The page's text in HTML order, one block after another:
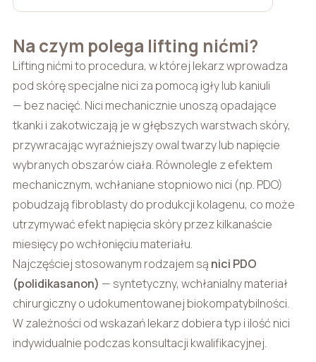
Na czym polega lifting nićmi?
Lifting nićmi to procedura, w której lekarz wprowadza
pod skórę specjalne nici za pomocą igły lub kaniuli
— bez nacięć. Nici mechanicznie unoszą opadające
tkanki i zakotwiczają je w głębszych warstwach skóry,
przywracając wyraźniejszy owal twarzy lub napięcie
wybranych obszarów ciała. Równolegle z efektem
mechanicznym, wchłaniane stopniowo nici (np. PDO)
pobudzają fibroblasty do produkcji kolagenu, co może
utrzymywać efekt napięcia skóry przez kilkanaście
miesięcy po wchłonięciu materiału.
Najczęściej stosowanym rodzajem są nici PDO
(polidikasanon) — syntetyczny, wchłanialny materiał
chirurgiczny o udokumentowanej biokompatybilności.
W zależności od wskazań lekarz dobiera typ i ilość nici
indywidualnie podczas konsultacji kwalifikacyjnej.